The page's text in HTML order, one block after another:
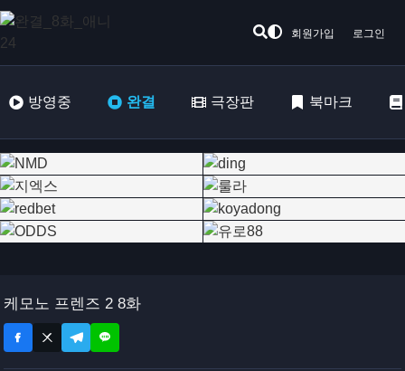
회원가입 로그인
방영중 완결 극장판 북마크
케모노 프렌즈 2 8화